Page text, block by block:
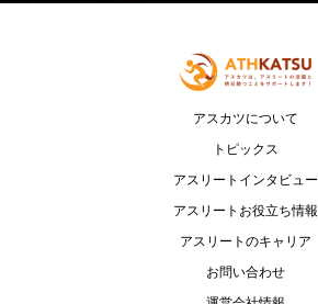
アスカツについて
トピックス
アスリートインタビュー
アスリートお役立ち情報
アスリートのキャリア
お問い合わせ